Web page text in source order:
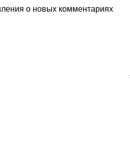
о новых комментариях